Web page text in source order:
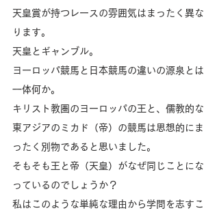
天皇賞が持つレースの雰囲気はまったく異な
ります。
天皇とギャンブル。
ヨーロッパ競馬と日本競馬の違いの源泉とは
一体何か。
キリスト教圏のヨーロッパの王と、儒教的な
東アジアのミカド（帝）の競馬は思想的にま
ったく別物であると思いました。
そもそも王と帝（天皇）がなぜ同じことにな
っているのでしょうか？
私はこのような単純な理由から学問を志すこ